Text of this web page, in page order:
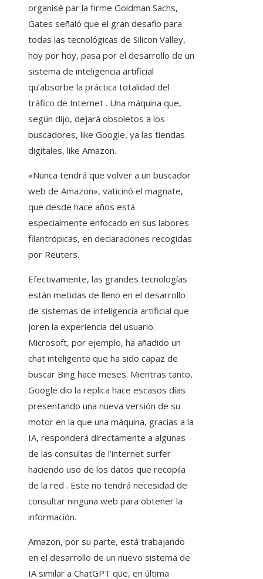
organisé par la firme Goldman Sachs,
Gates señaló que el gran desafío para
todas las tecnológicas de Silicon Valley,
hoy por hoy, pasa por el desarrollo de un
sistema de inteligencia artificial
qu’absorbe la práctica totalidad del
tráfico de Internet . Una máquina que,
según dijo, dejará obsoletos a los
buscadores, like Google, ya las tiendas
digitales, like Amazon.
«Nunca tendrá que volver a un buscador
web de Amazon», vaticinó el magnate,
que desde hace años está
especialmente enfocado en sus labores
filantrópicas, en declaraciones recogidas
por Reuters.
Efectivamente, las grandes tecnologías
están metidas de lleno en el desarrollo
de sistemas de inteligencia artificial que
joren la experiencia del usuario.
Microsoft, por ejemplo, ha añadido un
chat inteligente que ha sido capaz de
buscar Bing hace meses. Mientras tanto,
Google dio la replica hace escasos días
presentando una nueva versión de su
motor en la que una máquina, gracias a la
IA, responderá directamente a algunas
de las consultas de l’internet surfer
haciendo uso de los datos que recopila
de la red . Este no tendrá necesidad de
consultar ninguna web para obtener la
información.
Amazon, por su parte, está trabajando
en el desarrollo de un nuevo sistema de
IA similar a ChatGPT que, en última